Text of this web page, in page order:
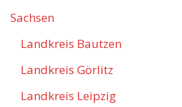
Sachsen
Landkreis Bautzen
Landkreis Görlitz
Landkreis Leipzig